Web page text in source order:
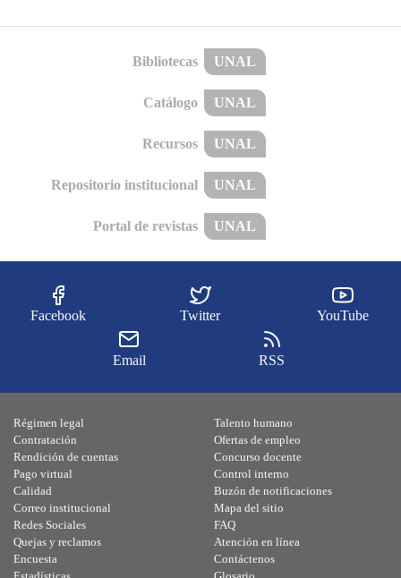
Bibliotecas UNAL
Catálogo UNAL
Recursos UNAL
Repositorio institucional UNAL
Portal de revistas UNAL
Facebook Twitter YouTube
Email RSS
Régimen legal
Contratación
Rendición de cuentas
Pago virtual
Calidad
Talento humano
Ofertas de empleo
Concurso docente
Control interno
Buzón de notificaciones
Correo institucional
Redes Sociales
Quejas y reclamos
Encuesta
Mapa del sitio
FAQ
Atención en línea
Contáctenos